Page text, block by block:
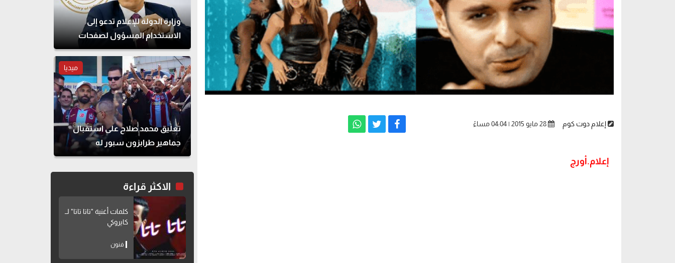
إعلام دوت كوم
إعلام.أورج
وزارة الدولة للإعلام تدعو إلى
الاستخدام المسؤول لصفحات
التواصل الاجتماعي
ميديا
تعليق محمد صلاح على استقبال
جماهير طرابزون سبور له
الاكثر قراءة
كلمات أغنية "تاتا تاتا" لــ
كايروكي
فنون